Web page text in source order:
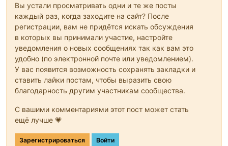
Вы устали просматривать одни и те же посты
каждый раз, когда заходите на сайт? После
регистрации, вам не придётся искать обсуждения
в которых вы принимали участие, настройте
уведомления о новых сообщениях так как вам это
удобно (по электронной почте или уведомлением).
У вас появится возможность сохранять закладки и
ставить лайки постам, чтобы выразить свою
благодарность другим участникам сообщества.
С вашими комментариями этот пост может стать
ещё лучше 💗
Зарегистрироваться Войти